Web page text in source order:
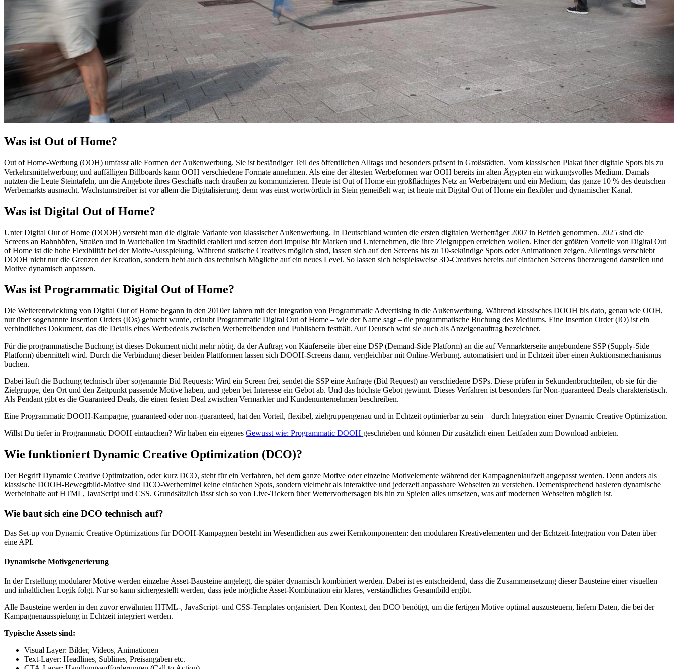
Was ist Out of Home?
Out of Home-Werbung (OOH) umfasst alle Formen der Außenwerbung. Sie ist beständiger Teil des öffentlichen Alltags und besonders präsent in Großstädten. Vom klassischen Plakat über digitale Spots bis zu
Verkehrsmittelwerbung und auffälligen Billboards kann OOH verschiedene Formate annehmen. Als eine der ältesten Werbeformen war OOH bereits im alten Ägypten ein wirkungsvolles Medium. Damals
nutzten die Leute Steintafeln, um die Angebote ihres Geschäfts nach draußen zu kommunizieren. Heute ist Out of Home ein großflächiges Netz an Werbeträgern und ein Medium, das ganze 10 % des deutschen
Werbemarkts ausmacht. Wachstumstreiber ist vor allem die Digitalisierung, denn was einst wortwörtlich in Stein gemeißelt war, ist heute mit Digital Out of Home ein flexibler und dynamischer Kanal.
Was ist Digital Out of Home?
Unter Digital Out of Home (DOOH) versteht man die digitale Variante von klassischer Außenwerbung. In Deutschland wurden die ersten digitalen Werbeträger 2007 in Betrieb genommen. 2025 sind die
Screens an Bahnhöfen, Straßen und in Wartehallen im Stadtbild etabliert und setzen dort Impulse für Marken und Unternehmen, die ihre Zielgruppen erreichen wollen. Einer der größten Vorteile von Digital Out
of Home ist die hohe Flexibilität bei der Motiv-Ausspielung. Während statische Creatives möglich sind, lassen sich auf den Screens bis zu 10-sekündige Spots oder Animationen zeigen. Allerdings verschiebt
DOOH nicht nur die Grenzen der Kreation, sondern hebt auch das technisch Mögliche auf ein neues Level. So lassen sich beispielsweise 3D-Creatives bereits auf einfachen Screens überzeugend darstellen und
Motive dynamisch anpassen.
Was ist Programmatic Digital Out of Home?
Die Weiterentwicklung von Digital Out of Home begann in den 2010er Jahren mit der Integration von Programmatic Advertising in die Außenwerbung. Während klassisches DOOH bis dato, genau wie OOH,
nur über sogenannte Insertion Orders (IOs) gebucht wurde, erlaubt Programmatic Digital Out of Home – wie der Name sagt – die programmatische Buchung des Mediums. Eine Insertion Order (IO) ist ein
verbindliches Dokument, das die Details eines Werbedeals zwischen Werbetreibenden und Publishern festhält. Auf Deutsch wird sie auch als Anzeigenauftrag bezeichnet.
Für die programmatische Buchung ist dieses Dokument nicht mehr nötig, da der Auftrag von Käuferseite über eine DSP (Demand-Side Platform) an die auf Vermarkterseite angebundene SSP (Supply-Side
Platform) übermittelt wird. Durch die Verbindung dieser beiden Plattformen lassen sich DOOH-Screens dann, vergleichbar mit Online-Werbung, automatisiert und in Echtzeit über einen Auktionsmechanismus
buchen.
Dabei läuft die Buchung technisch über sogenannte Bid Requests: Wird ein Screen frei, sendet die SSP eine Anfrage (Bid Request) an verschiedene DSPs. Diese prüfen in Sekundenbruchteilen, ob sie für die
Zielgruppe, den Ort und den Zeitpunkt passende Motive haben, und geben bei Interesse ein Gebot ab. Und das höchste Gebot gewinnt. Dieses Verfahren ist besonders für Non-guaranteed Deals charakteristisch.
Als Pendant gibt es die Guaranteed Deals, die einen festen Deal zwischen Vermarkter und Kundenunternehmen beschreiben.
Eine Programmatic DOOH-Kampagne, guaranteed oder non-guaranteed, hat den Vorteil, flexibel, zielgruppengenau und in Echtzeit optimierbar zu sein – durch Integration einer Dynamic Creative Optimization.
Willst Du tiefer in Programmatic DOOH eintauchen? Wir haben ein eigenes Gewusst wie: Programmatic DOOH geschrieben und können Dir zusätzlich einen Leitfaden zum Download anbieten.
Wie funktioniert Dynamic Creative Optimization (DCO)?
Der Begriff Dynamic Creative Optimization, oder kurz DCO, steht für ein Verfahren, bei dem ganze Motive oder einzelne Motivelemente während der Kampagnenlaufzeit angepasst werden. Denn anders als
klassische DOOH-Bewegtbild-Motive sind DCO-Werbemittel keine einfachen Spots, sondern vielmehr als interaktive und jederzeit anpassbare Webseiten zu verstehen. Dementsprechend basieren dynamische
Werbeinhalte auf HTML, JavaScript und CSS. Grundsätzlich lässt sich so von Live-Tickern über Wettervorhersagen bis hin zu Spielen alles umsetzen, was auf modernen Webseiten möglich ist.
Wie baut sich eine DCO technisch auf?
Das Set-up von Dynamic Creative Optimizations für DOOH-Kampagnen besteht im Wesentlichen aus zwei Kernkomponenten: den modularen Kreativelementen und der Echtzeit-Integration von Daten über
eine API.
Dynamische Motivgenerierung
In der Erstellung modularer Motive werden einzelne Asset-Bausteine angelegt, die später dynamisch kombiniert werden. Dabei ist es entscheidend, dass die Zusammensetzung dieser Bausteine einer visuellen
und inhaltlichen Logik folgt. Nur so kann sichergestellt werden, dass jede mögliche Asset-Kombination ein klares, verständliches Gesamtbild ergibt.
Alle Bausteine werden in den zuvor erwähnten HTML-, JavaScript- und CSS-Templates organisiert. Den Kontext, den DCO benötigt, um die fertigen Motive optimal auszusteuern, liefern Daten, die bei der
Kampagnenausspielung in Echtzeit integriert werden.
Typische Assets sind:
Visual Layer: Bilder, Videos, Animationen
Text-Layer: Headlines, Sublines, Preisangaben etc.